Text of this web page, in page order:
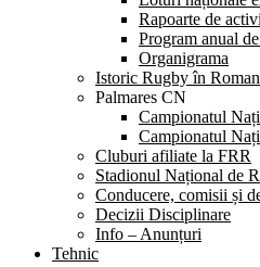
Rapoarte de
Program anual
Organigrama
Istoric Rugby în
Palmares CN
Campionatul
Campionatul
Cluburi afiliate la FRR
Stadionul Național de
Conducere, comisii și
Decizii Disciplinare
Info – Anunțuri
Tehnic